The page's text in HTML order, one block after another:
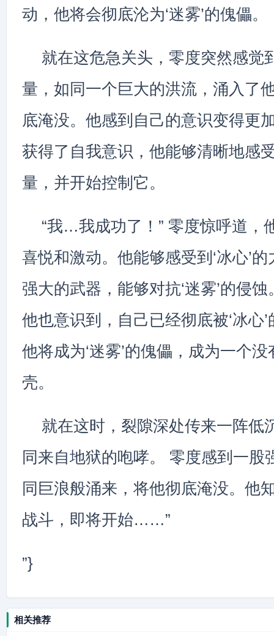
动，他将会彻底沦为‘迷雾’的傀儡。
就在这危急关头，零度突然感觉
量，如同一个巨大的洪流，涌入了
底淹没。他感到自己的意识变得更
获得了自我意识，他能够清晰地感
量，并开始控制它。
“我…我成功了！” 零度惊呼道，
喜悦和激动。他能够感受到‘冰心’
强大的武器，能够对抗‘迷雾’的侵
他也意识到，自己已经彻底被‘冰心
他将成为‘迷雾’的傀儡，成为一个
壳。
就在这时，裂隙深处传来一阵低
同来自地狱的咆哮。 零度感到一股
同巨浪般涌来，将他彻底淹没。他
战斗，即将开始……”
”}
相关推荐